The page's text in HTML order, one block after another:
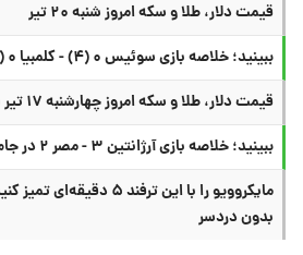
قیمت دلار، طلا و سکه امروز شنبه ۲۰ تیر
ببینید؛ خلاصه بازی سوئیس ۰ (۴) - کلمبیا ۰ (۳) در جام جهانی
قیمت دلار، طلا و سکه امروز چهارشنبه ۱۷ تیر ۱۴۰۵
ببینید؛ خلاصه بازی آرژانتین ۳ - مصر ۲ در جام جهانی
مایکروویو را با این ترفند
بدون دردسر